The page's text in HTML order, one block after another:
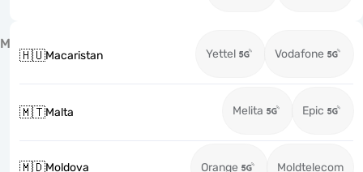
M
🇭🇺Macaristan Yettel Vodafone
🇲🇹Malta Melita Epic
🇲🇩Moldova Orange Moldtelecom